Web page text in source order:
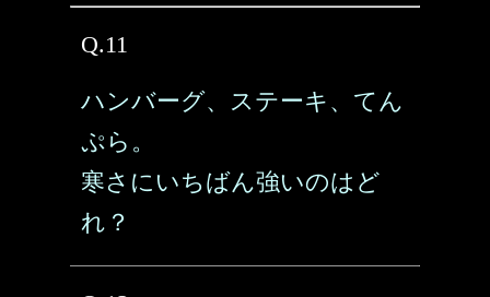
Q.11
ハンバーグ、ステーキ、てん
ぷら。
寒さにいちばん強いのはど
れ？